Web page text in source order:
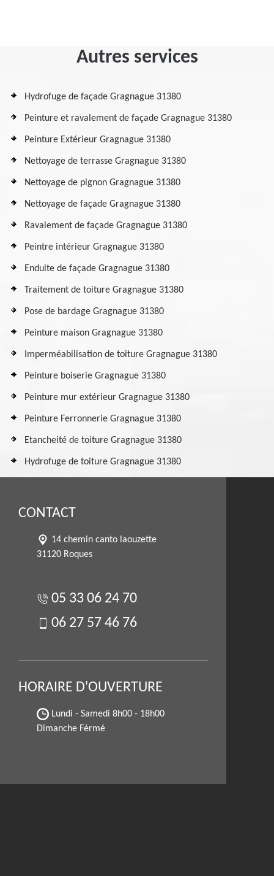
Autres services
Hydrofuge de façade Gragnague 31380
Peinture et ravalement de façade Gragnague 31380
Peinture Extérieur Gragnague 31380
Nettoyage de terrasse Gragnague 31380
Nettoyage de pignon Gragnague 31380
Nettoyage de façade Gragnague 31380
Ravalement de façade Gragnague 31380
Peintre intérieur Gragnague 31380
Enduite de façade Gragnague 31380
Traitement de toiture Gragnague 31380
Pose de bardage Gragnague 31380
Peinture maison Gragnague 31380
Imperméabilisation de toiture Gragnague 31380
Peinture boiserie Gragnague 31380
Peinture mur extérieur Gragnague 31380
Peinture Ferronnerie Gragnague 31380
Etancheité de toiture Gragnague 31380
Hydrofuge de toiture Gragnague 31380
CONTACT
14 chemin canto laouzette
31120 Roques
05 33 06 24 70
06 27 57 46 76
HORAIRE D'OUVERTURE
Lundi - Samedi 8h00 - 18h00
Dimanche Férmé